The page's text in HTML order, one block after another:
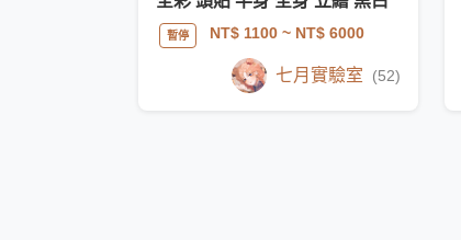
暫停 NT$ 1100~ NT$ 6000
七月實驗室 (52)